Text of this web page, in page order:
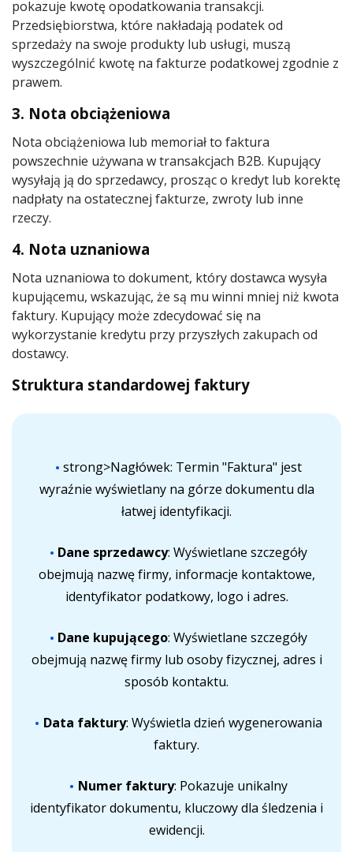
pokazuje kwotę opodatkowania transakcji.
Przedsiębiorstwa, które nakładają podatek od
sprzedaży na swoje produkty lub usługi, muszą
wyszczególnić kwotę na fakturze podatkowej zgodnie z
prawem.
3. Nota obciążeniowa
Nota obciążeniowa lub memoriał to faktura
powszechnie używana w transakcjach B2B. Kupujący
wysyłają ją do sprzedawcy, prosząc o kredyt lub korektę
nadpłaty na ostatecznej fakturze, zwroty lub inne
rzeczy.
4. Nota uznaniowa
Nota uznaniowa to dokument, który dostawca wysyła
kupującemu, wskazując, że są mu winni mniej niż kwota
faktury. Kupujący może zdecydować się na
wykorzystanie kredytu przy przyszłych zakupach od
dostawcy.
Struktura standardowej faktury
strong>Nagłówek: Termin "Faktura" jest
wyraźnie wyświetlany na górze dokumentu dla
łatwej identyfikacji.
Dane sprzedawcy: Wyświetlane szczegóły
obejmują nazwę firmy, informacje kontaktowe,
identyfikator podatkowy, logo i adres.
Dane kupującego: Wyświetlane szczegóły
obejmują nazwę firmy lub osoby fizycznej, adres i
sposób kontaktu.
Data faktury: Wyświetla dzień wygenerowania
faktury.
Numer faktury: Pokazuje unikalny
identyfikator dokumentu, kluczowy dla śledzenia i
ewidencji.